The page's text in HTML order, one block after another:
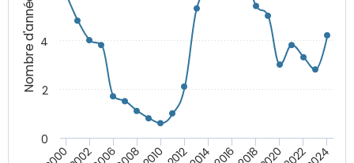
Nombre d'années
2010 2012201420162018
0
2
4